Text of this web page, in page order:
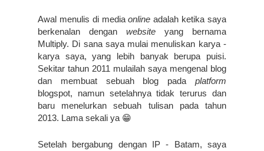
Awal menulis di media online adalah ketika saya
berkenalan dengan website yang bernama
Multiply. Di sana saya mulai menuliskan karya -
karya saya, yang lebih banyak berupa puisi.
Sekitar tahun 2011 mulailah saya mengenal blog
dan membuat sebuah blog pada platform
blogspot, namun setelahnya tidak terurus dan
baru menelurkan sebuah tulisan pada tahun
2013. Lama sekali ya 😁
Setelah bergabung dengan IP - Batam, saya